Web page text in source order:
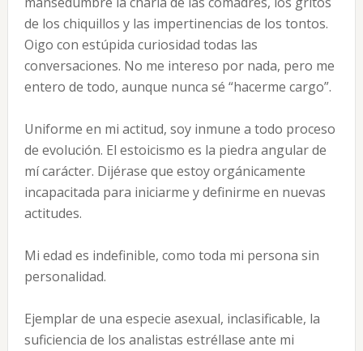
de los chiquillos y las impertinencias de los tontos.
Oigo con estúpida curiosidad todas las
conversaciones. No me intereso por nada, pero me
entero de todo, aunque nunca sé “hacerme cargo”.
Uniforme en mi actitud, soy inmune a todo proceso
de evolución. El estoicismo es la piedra angular de
mí carácter. Dijérase que estoy orgánicamente
incapacitada para iniciarme y definirme en nuevas
actitudes.
Mi edad es indefinible, como toda mi persona sin
personalidad.
Ejemplar de una especie asexual, inclasificable, la
suficiencia de los analistas estréllase ante mi